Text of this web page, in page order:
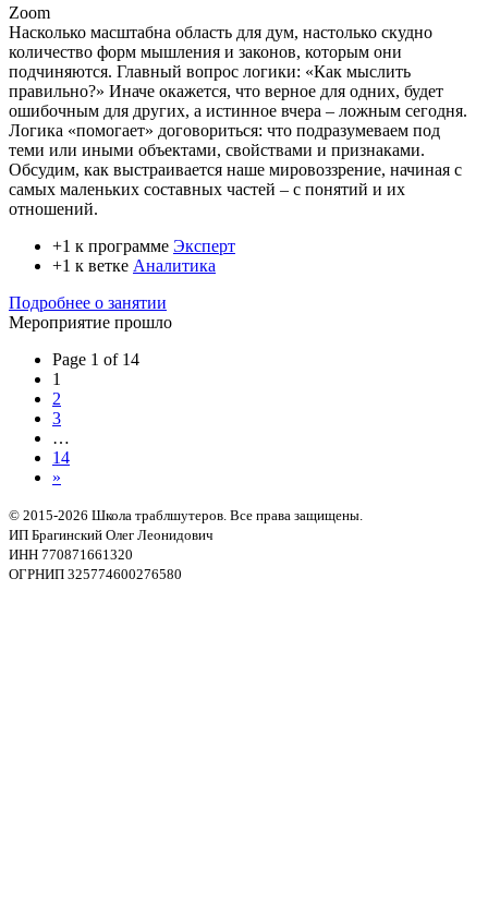
Zoom
Насколько масштабна область для дум, настолько скудно
количество форм мышления и законов, которым они
подчиняются. Главный вопрос логики: «Как мыслить
правильно?» Иначе окажется, что верное для одних, будет
ошибочным для других, а истинное вчера – ложным сегодня.
Логика «помогает» договориться: что подразумеваем под
теми или иными объектами, свойствами и признаками.
Обсудим, как выстраивается наше мировоззрение, начиная с
самых маленьких составных частей – с понятий и их
отношений.
+1 к программе Эксперт
+1 к ветке Аналитика
Подробнее о занятии
Мероприятие прошло
Page 1 of 14
1
2
3
…
14
»
© 2015-2026 Школа траблшутеров. Все права защищены.
ИП Брагинский Олег Леонидович
ИНН 770871661320
ОГРНИП 325774600276580